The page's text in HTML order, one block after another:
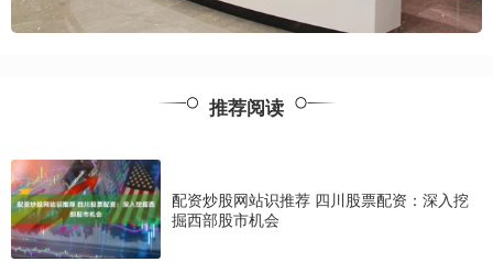
推荐阅读
配资炒股网站识推荐 四川股票配资：深入挖
掘西部股市机会